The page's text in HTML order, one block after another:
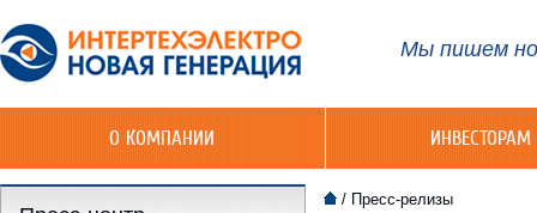
Мы пишем
О КОМПАНИИ ИНВЕСТОРАМ
/ Пресс-релизы